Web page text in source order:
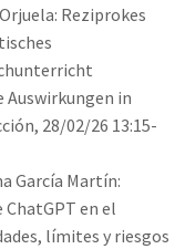
Reziprokes
in
28/02/26 13:15-
García Martín:
ChatGPT en el
límites y riesgos